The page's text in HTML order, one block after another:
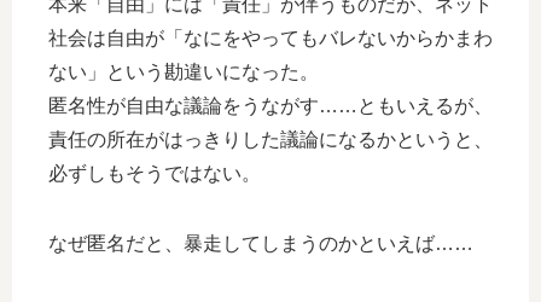
本来「自由」には「責任」が伴うものだが、ネット
社会は自由が「なにをやってもバレないからかまわ
ない」という勘違いになった。
匿名性が自由な議論をうながす……ともいえるが、
責任の所在がはっきりした議論になるかというと、
必ずしもそうではない。
なぜ匿名だと、暴走してしまうのかといえば……